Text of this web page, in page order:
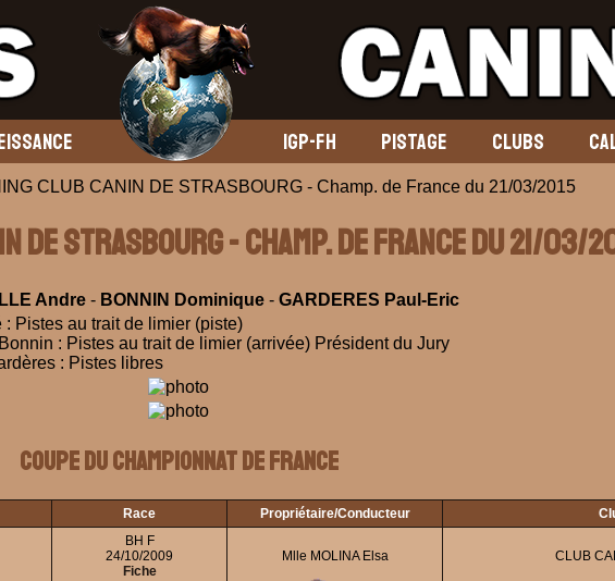
IGP-FH PISTAGE CLUBS
CLUB CANIN DE STRASBOURG - Champ. de France du 21/03/2015
DE STRASBOURG - Champ. de France du 21/03/
Andre- BONNIN Dominique- GARDERES Paul-Eric
Pistes au trait de limier (piste)
: Pistes au trait de limier (arrivée) Président du Jury
: Pistes libres
Coupe du Championnat de France
Race Propriétaire/Conducteur
BH F
24/10/2009
Fiche
Mlle MOLINA Elsa CLUB